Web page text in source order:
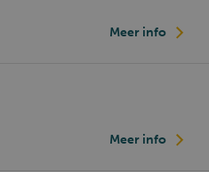
Meer info
Meer info